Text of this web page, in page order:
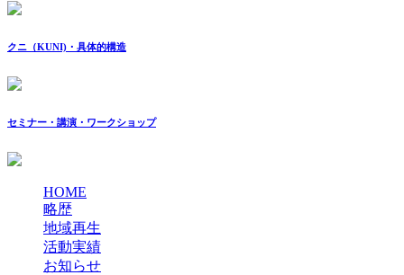
クニ（KUNI)・具体的構造
セミナー・講演・ワークショップ
HOME
略歴
地域再生
活動実績
お知らせ